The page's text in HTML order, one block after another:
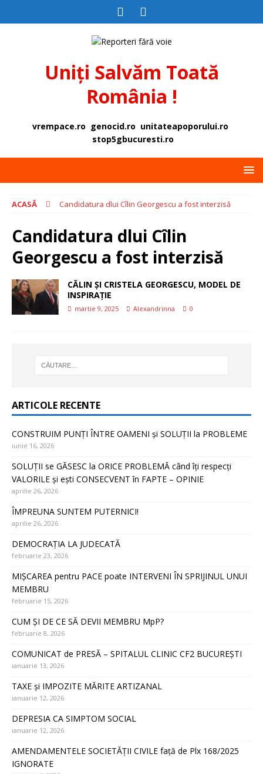
Uniți Salvăm Toată
România !
vrempace.ro genocid.ro unitateapoporului.ro
stop5gbucuresti.ro
ACASĂ Candidatura dlui Cîlin Georgescu a fost interzisă
Candidatura dlui Cîlin
Georgescu a fost interzisă
CĂLIN ȘI CRISTELA GEORGESCU, MODEL DE
INSPIRAȚIE
martie 9, 2025 Alexandrinna 0
ARTICOLE RECENTE
CONSTRUIM PUNȚI ÎNTRE OAMENI și SOLUȚII la PROBLEME
iunie 16, 2026
SOLUȚII se GĂSESC la ORICE PROBLEMĂ când îți respecți
VALORILE și ești CONSECVENT în FAPTE – OPINIE
aprilie 26, 2026
ÎMPREUNA SUNTEM PUTERNICI!
aprilie 26, 2026
DEMOCRAȚIA LA JUDECATĂ
februarie 23, 2026
MIȘCAREA pentru PACE poate INTERVENI ÎN SPRIJINUL UNUI
MEMBRU
februarie 15, 2026
CUM ȘI DE CE SĂ DEVII MEMBRU MpP?
februarie 8, 2026
COMUNICAT de PRESĂ – SPITALUL CLINIC CF2 BUCUREȘTI
ianuarie 13, 2026
TAXE și IMPOZITE MĂRITE ARTIZANAL
ianuarie 12, 2026
DEPRESIA CA SIMPTOM SOCIAL
ianuarie 12, 2026
AMENDAMENTELE SOCIETĂȚII CIVILE față de Plx 168/2025
IGNORATE